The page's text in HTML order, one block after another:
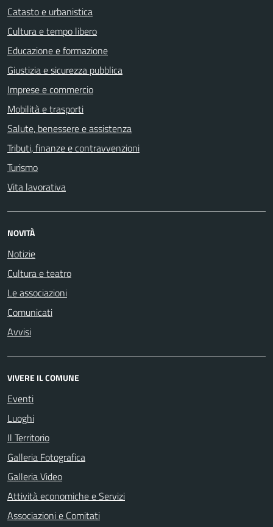
Catasto e urbanistica
Cultura e tempo libero
Educazione e formazione
Giustizia e sicurezza pubblica
Imprese e commercio
Mobilità e trasporti
Salute, benessere e assistenza
Tributi, finanze e contravvenzioni
Turismo
Vita lavorativa
NOVITÀ
Notizie
Cultura e teatro
Le associazioni
Comunicati
Avvisi
VIVERE IL COMUNE
Eventi
Luoghi
Il Territorio
Galleria Fotografica
Galleria Video
Attività economiche e Servizi
Associazioni e Comitati